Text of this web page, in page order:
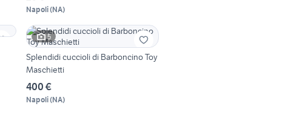
Napoli(NA)
5
Splendidi cuccioli di Barboncino Toy
Maschietti
400 €
Napoli(NA)